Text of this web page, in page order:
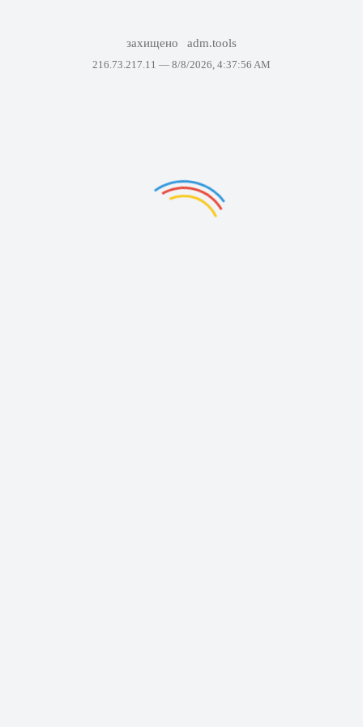
захищено adm.tools
216.73.217.11 — 8/8/2026, 4:37:56 AM